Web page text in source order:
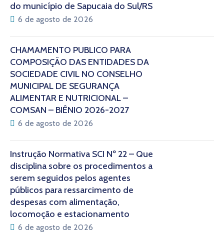
do município de Sapucaia do Sul/RS
6 de agosto de 2026
CHAMAMENTO PÚBLICO PARA
COMPOSIÇÃO DAS ENTIDADES DA
SOCIEDADE CIVIL NO CONSELHO
MUNICIPAL DE SEGURANÇA
ALIMENTAR E NUTRICIONAL –
COMSAN – BIÊNIO 2026-2027
6 de agosto de 2026
Instrução Normativa SCI Nº 22 – Que
disciplina sobre os procedimentos a
serem seguidos pelos agentes
públicos para ressarcimento de
despesas com alimentação,
locomoção e estacionamento
6 de agosto de 2026